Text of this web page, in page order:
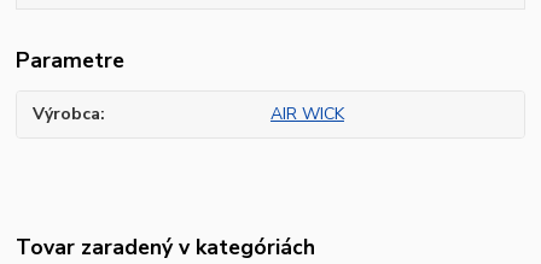
Parametre
Výrobca AIR WICK
Tovar zaradený v kategóriách